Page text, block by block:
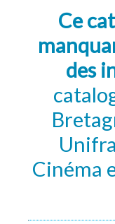
Ce
des
Cinéma